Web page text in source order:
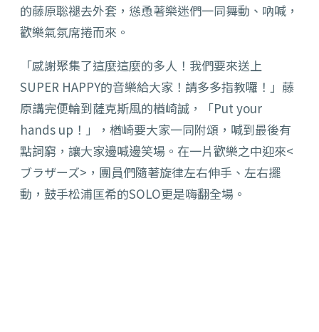
的藤原聡褪去外套，慫恿著樂迷們一同舞動、吶喊，
歡樂氣氛席捲而來。
「感謝聚集了這麼這麼的多人！我們要來送上
SUPER HAPPY的音樂給大家！請多多指教囉！」藤
原講完便輪到薩克斯風的楢崎誠，「Put your
hands up！」，楢崎要大家一同附頌，喊到最後有
點詞窮，讓大家邊喊邊笑場。在一片歡樂之中迎來<
ブラザーズ>，團員們隨著旋律左右伸手、左右擺
動，鼓手松浦匡希的SOLO更是嗨翻全場。